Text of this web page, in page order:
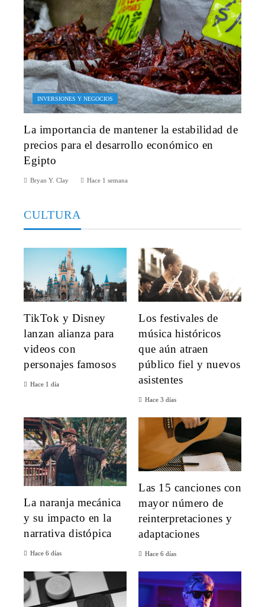
INVERSIONES Y NEGOCIOS
La importancia de mantener la estabilidad de
precios para el desarrollo económico en
Egipto
Bryan Y. Clay Hace 1 semana
CULTURA
TikTok y Disney
lanzan alianza para
videos con
personajes famosos
Hace 1 día
Los festivales de
música históricos
que aún atraen
público fiel y nuevos
asistentes
Hace 3 días
La naranja mecánica
y su impacto en la
narrativa distópica
Hace 6 días
Las 15 canciones con
mayor número de
reinterpretaciones y
adaptaciones
Hace 6 días